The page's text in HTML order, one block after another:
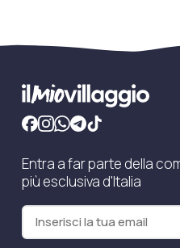
Entra a far parte della
più esclusiva d'Italia